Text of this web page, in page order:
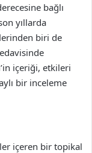
bağlı
yıllarda
biri de
içeriği, etkileri
bir inceleme
içeren bir topikal